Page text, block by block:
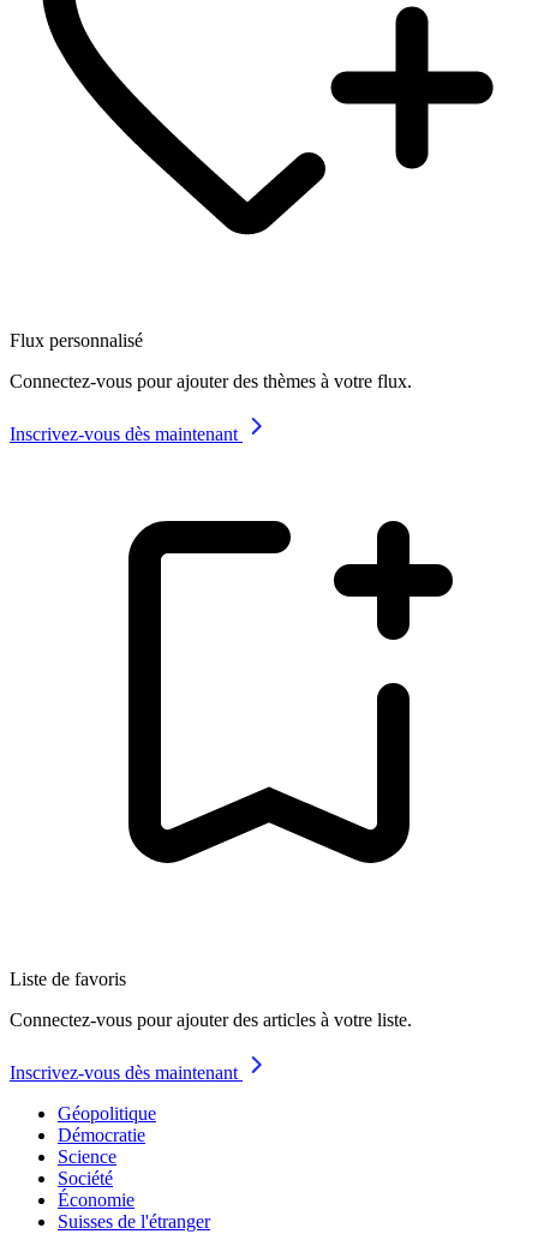
Flux personnalisé
Connectez-vous pour ajouter des thèmes à votre flux.
Inscrivez-vous dès maintenant
Liste de favoris
Connectez-vous pour ajouter des articles à votre liste.
Inscrivez-vous dès maintenant
Géopolitique
Démocratie
Science
Société
Économie
Suisses de l'étranger